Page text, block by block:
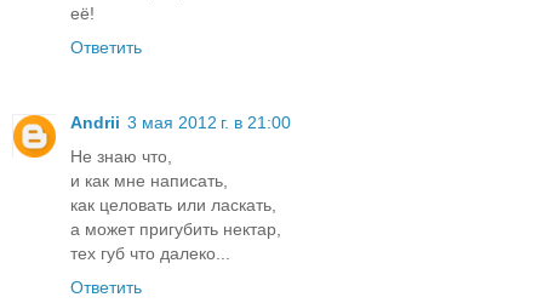
её!
Ответить
Andrii 3 мая 2012 г. в 21:00
Не знаю что,
и как мне написать,
как целовать или ласкать,
а может пригубить нектар,
тех губ что далеко...
Ответить